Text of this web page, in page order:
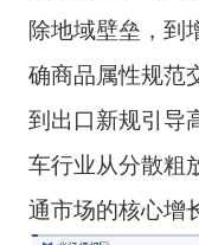
除地域壁垒，到
确商品属性规范
到出口新规引导
车行业从分散粗
通市场的核心增